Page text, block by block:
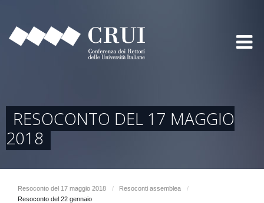
RESOCONTO DEL 17 MAGGIO
2018
Resoconto del 17 maggio 2018 / Resoconti assemblea
/
Resoconto del 22 gennaio